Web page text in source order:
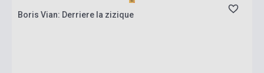
Boris Vian: Derriere la zizique